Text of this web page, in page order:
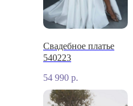
Свадебное платье
540223
54 990 р.